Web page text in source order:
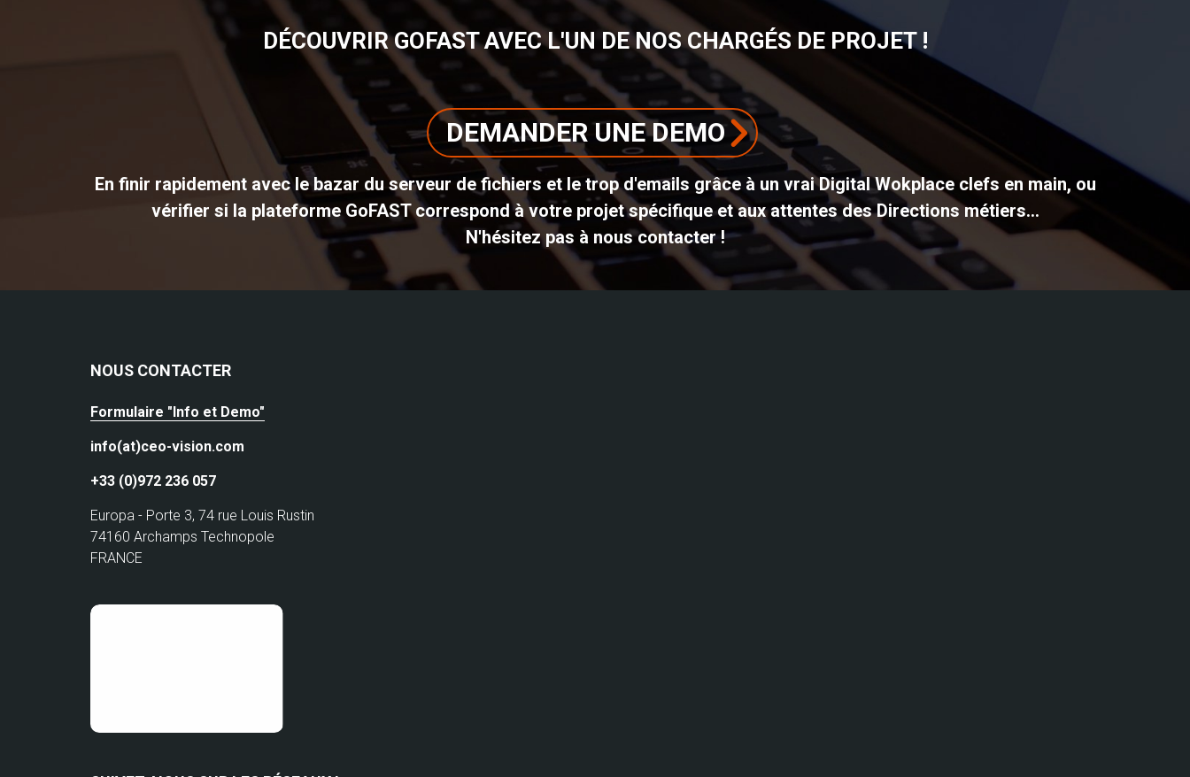
DÉCOUVRIR GOFAST AVEC L'UN DE NOS CHARGÉS DE PROJET !
DEMANDER UNE DEMO
En finir rapidement avec le bazar du serveur de fichiers et le trop d'emails grâce à un vrai Digital Wokplace clefs en main, ou
vérifier si la plateforme GoFAST correspond à votre projet spécifique et aux attentes des Directions métiers...
N'hésitez pas à nous contacter !
NOUS CONTACTER
Formulaire "Info et Demo"
info(at)ceo-vision.com
+33 (0)972 236 057
Europa - Porte 3, 74 rue Louis Rustin
74160 Archamps Technopole
FRANCE